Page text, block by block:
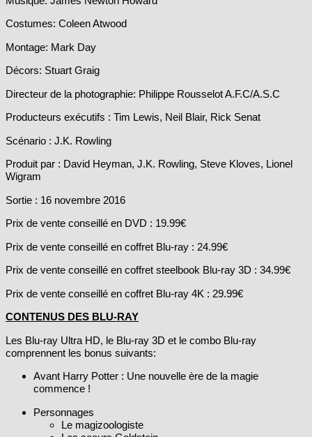
Costumes: Coleen Atwood
Montage: Mark Day
Décors: Stuart Graig
Directeur de la photographie: Philippe Rousselot A.F.C/A.S.C
Producteurs exécutifs : Tim Lewis, Neil Blair, Rick Senat
Scénario : J.K. Rowling
Produit par : David Heyman, J.K. Rowling, Steve Kloves, Lionel
Wigram
Sortie : 16 novembre 2016
Prix de vente conseillé en DVD : 19.99€
Prix de vente conseillé en coffret Blu-ray : 24.99€
Prix de vente conseillé en coffret steelbook Blu-ray 3D : 34.99€
Prix de vente conseillé en coffret Blu-ray 4K : 29.99€
CONTENUS DES BLU-RAY
Les Blu-ray Ultra HD, le Blu-ray 3D et le combo Blu-ray
comprennent les bonus suivants:
Avant Harry Potter : Une nouvelle ère de la magie
commence !
Personnages
Le magizoologiste
Les soeurs Goldstein
Les fidèles de Salem